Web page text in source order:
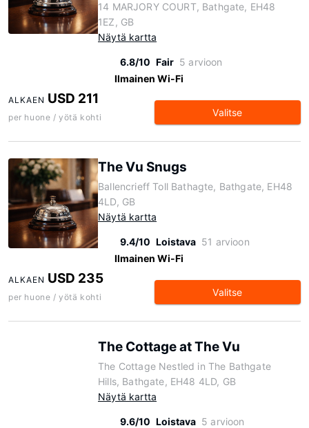
14 MARJORY COURT, Bathgate, EH48
1EZ, GB
Näytä kartta
6.8/10 Fair 5 arvioon
Ilmainen Wi-Fi
ALKAEN USD 211
per huone / yötä kohti Valitse
The Vu Snugs
Ballencrieff Toll Bathagte, Bathgate, EH48
4LD, GB
Näytä kartta
9.4/10 Loistava 51 arvioon
Ilmainen Wi-Fi
ALKAEN USD 235
per huone / yötä kohti Valitse
The Cottage at The Vu
The Cottage Nestled in The Bathgate
Hills, Bathgate, EH48 4LD, GB
Näytä kartta
9.6/10 Loistava 5 arvioon